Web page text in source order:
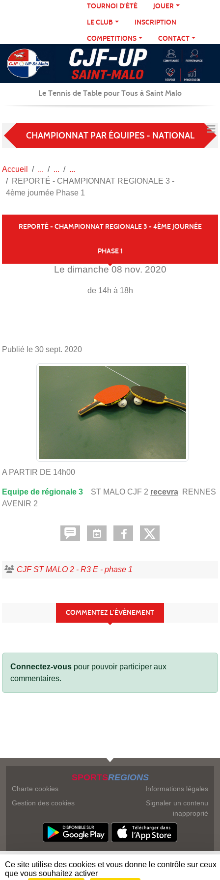
TOURNOI D'ÉTÉ
JOUER
LE CLUB
INSCRIPTION
COMPETITIONS
CONTACT
Le Tennis de Table pour Tous à Saint Malo
CHAMPIONNAT PAR ÉQUIPES - NATIONAL
Accueil
REPORTÉ - CHAMPIONNAT REGIONALE 3 -
4ème journée Phase 1
REPORTÉ - CHAMPIONNAT REGIONALE 3 - 4ÈME JOURNÉE
PHASE 1
Le dimanche08 nov. 2020
de 14h à 18h
Publié le 30 sept. 2020
A PARTIR DE 14h00
Equipe de régionale 3 ST MALO CJF 2 recevra RENNES
AVENIR 2
CJF ST MALO 2 - R3 E - phase 1
COMMENTEZ L’ÉVÈNEMENT
Connectez-vous pour pouvoir participer aux
commentaires.
SPORTSREGIONS
Charte cookies
Gestion des cookies
Informations légales
Signaler un contenu
inapproprié
Panneau de gestion des cookies
Ce site utilise des cookies et vous donne le contrôle sur ceux
que vous souhaitez activer